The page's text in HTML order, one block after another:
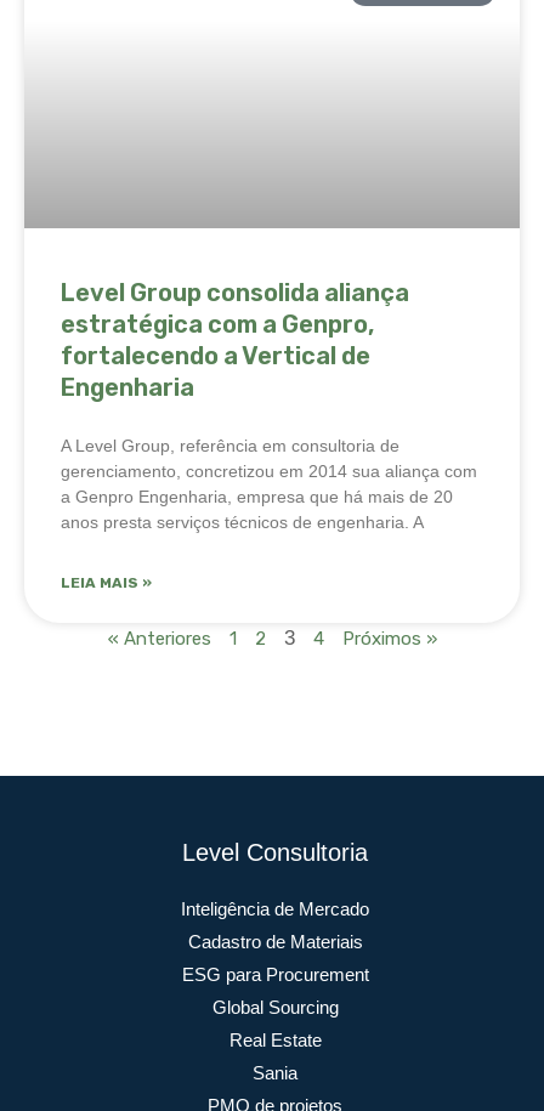
Level Group consolida aliança
estratégica com a Genpro,
fortalecendo a Vertical de
Engenharia
A Level Group, referência em consultoria de
gerenciamento, concretizou em 2014 sua aliança com
a Genpro Engenharia, empresa que há mais de 20
anos presta serviços técnicos de engenharia. A
LEIA MAIS »
« Anteriores 1 2 3 4 Próximos »
Level Consultoria
Inteligência de Mercado
Cadastro de Materiais
ESG para Procurement
Global Sourcing
Real Estate
Sania
PMO de projetos